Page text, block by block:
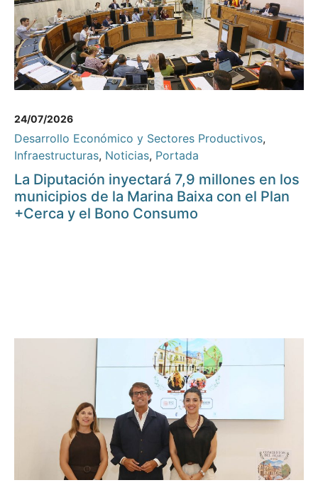
24/07/2026
Desarrollo Económico y Sectores Productivos,
Infraestructuras, Noticias, Portada
La Diputación inyectará 7,9 millones en los
municipios de la Marina Baixa con el Plan
+Cerca y el Bono Consumo